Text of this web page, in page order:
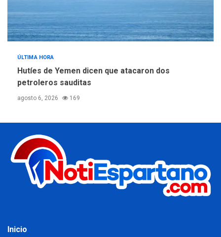
ÚLTIMA HORA
Hutíes de Yemen dicen que atacaron dos
petroleros sauditas
agosto 6, 2026 169
Inicio